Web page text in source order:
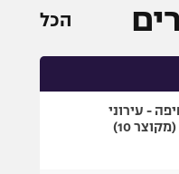
הכל
- עירוני
10)